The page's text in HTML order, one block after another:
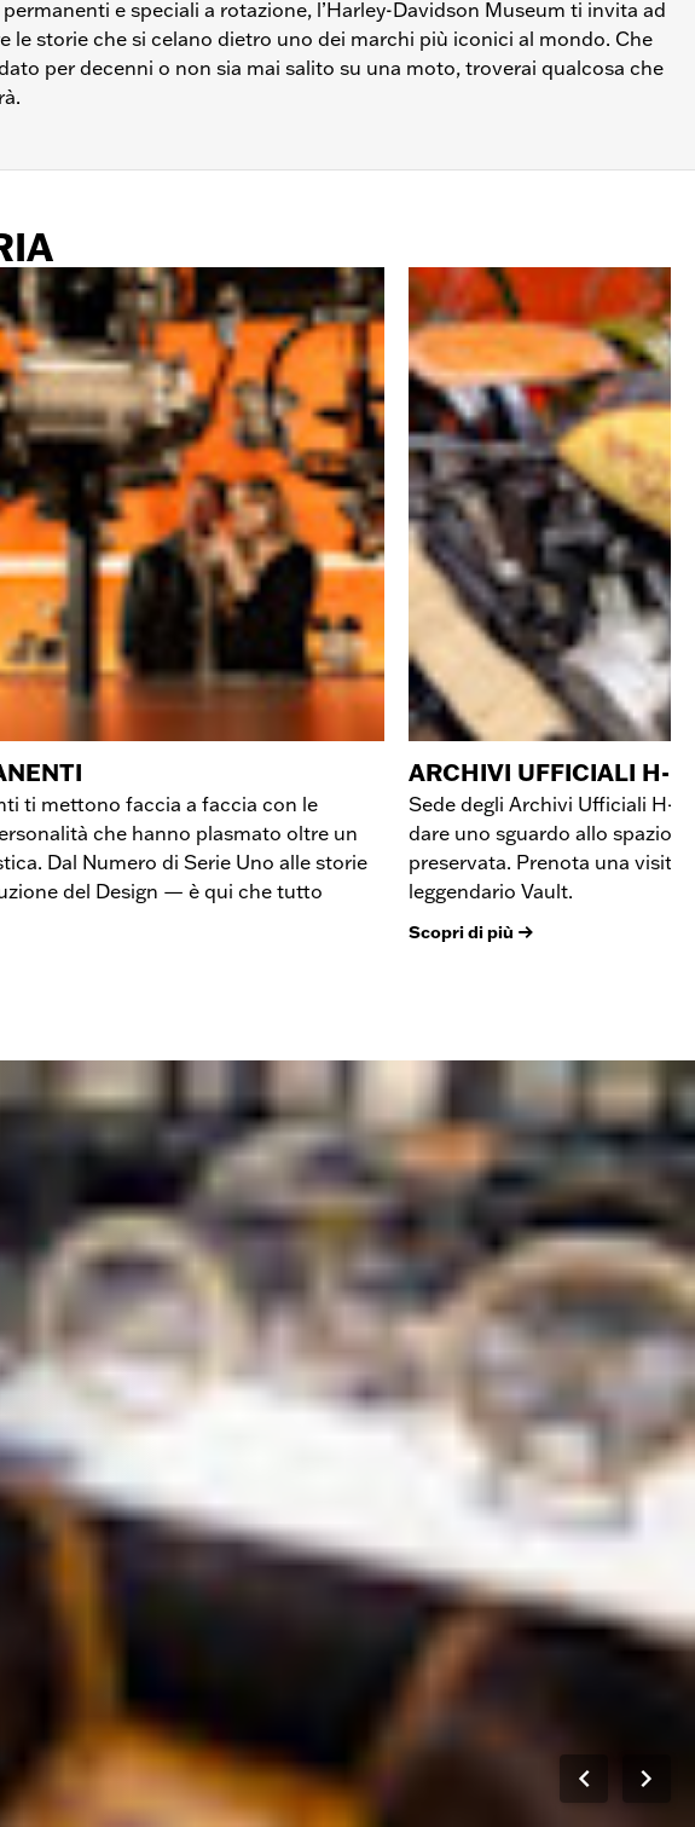
e speciali a rotazione, l’Harley-Davidson Museum ti invita ad
le storie che si celano dietro uno dei marchi più iconici al mondo. Che
per decenni o non sia mai salito su una moto, troverai qualcosa che
ti mettono faccia a faccia con le
che hanno plasmato oltre un
Dal Numero di Serie Uno alle storie
del Design — è qui che tutto
ARCHIVI UFFICIALI H-D
Sede degli Archivi Ufficiali H-
dare uno sguardo allo spazio
preservata. Prenota una visita
leggendario Vault.
Scopri di più